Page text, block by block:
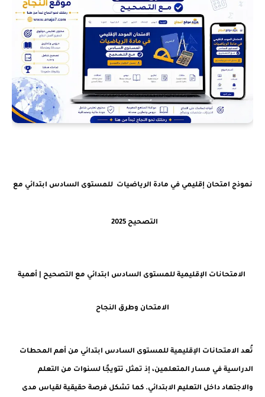
نموذج امتحان إقليمي في مادة الرياضيات للمستوى السادس ابتدائي مع
التصحيح 2025
الامتحانات الإقليمية للمستوى السادس ابتدائي مع التصحيح | أهمية
الامتحان وطرق النجاح
تُعد الامتحانات الإقليمية للمستوى السادس ابتدائي من أهم المحطات
الدراسية في مسار المتعلمين، إذ تمثل تتويجًا لسنوات من التعلم
والاجتهاد داخل التعليم الابتدائي. كما تشكل فرصة حقيقية لقياس مدى